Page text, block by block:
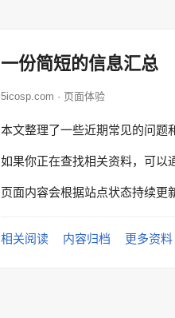
一份简短的信息汇总
5icosp.com · 页面体验
本文整理了一些近期常见的问题
如果你正在查找相关资料，可以
页面内容会根据站点状态持续更
相关阅读 内容归档 更多资料